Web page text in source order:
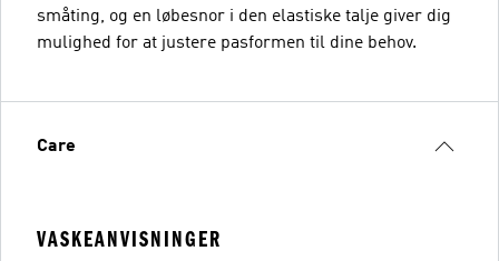
småting, og en løbesnor i den elastiske talje giver dig
mulighed for at justere pasformen til dine behov.
Care
VASKEANVISNINGER